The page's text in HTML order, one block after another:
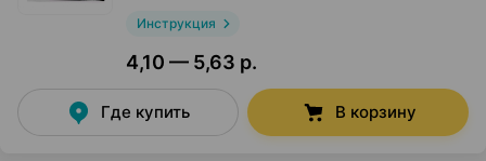
Инструкция
4,10 — 5,63 р.
Где купить В корзину